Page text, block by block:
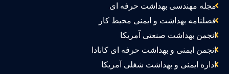
مجله مهندسی بهداشت حرفه ای
فصلنامه بهداشت و ایمنی محیط کار
انجمن بهداشت صنعتی آمریکا
انجمن ایمنی و بهداشت حرفه ای کانادا
اداره ایمنی و بهداشت شغلی آمریکا